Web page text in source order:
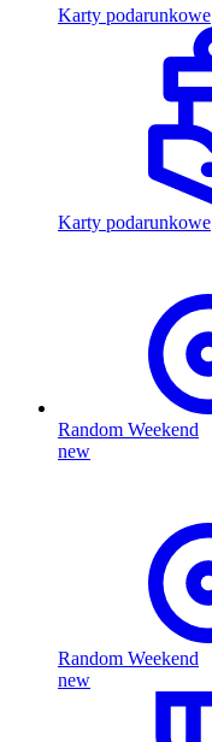
Karty podarunkowe
Karty podarunkowe
Random Weekend
new
Random Weekend
new